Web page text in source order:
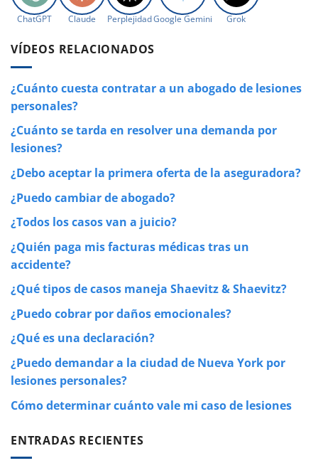
ChatGPT Claude PerplejidadGoogle Gemini Grok
VÍDEOS RELACIONADOS
¿Cuánto cuesta contratar a un abogado de lesiones
personales?
¿Cuánto se tarda en resolver una demanda por
lesiones?
¿Debo aceptar la primera oferta de la aseguradora?
¿Puedo cambiar de abogado?
¿Todos los casos van a juicio?
¿Quién paga mis facturas médicas tras un
accidente?
¿Qué tipos de casos maneja Shaevitz & Shaevitz?
¿Puedo cobrar por daños emocionales?
¿Qué es una declaración?
¿Puedo demandar a la ciudad de Nueva York por
lesiones personales?
Cómo determinar cuánto vale mi caso de lesiones
ENTRADAS RECIENTES